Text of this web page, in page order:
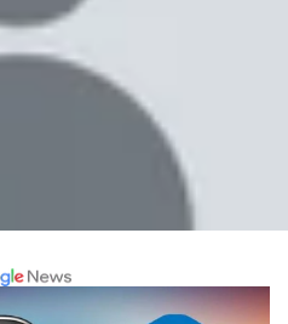
dùng 4G trên
nhanh hết data!